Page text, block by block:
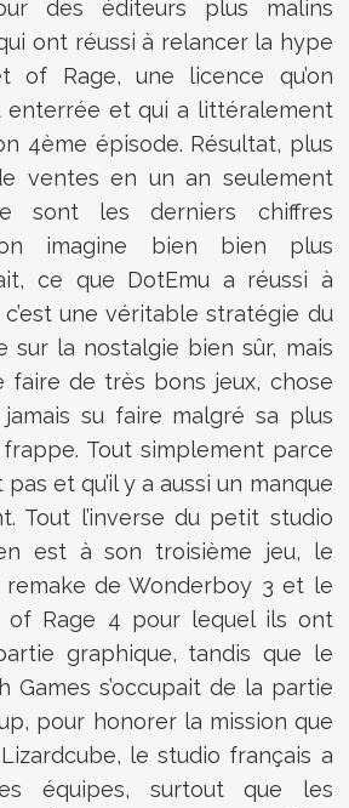
des éditeurs plus malins
ont réussi à relancer la hype
of Rage, une licence qu’on
enterrée et qui a littéralement
4ème épisode. Résultat, plus
ventes en un an seulement
sont les derniers chiffres
imagine bien bien plus
ce que DotEmu a réussi à
une véritable stratégie du
sur la nostalgie bien sûr, mais
faire de très bons jeux, chose
jamais su faire malgré sa plus
Tout simplement parce
pas et qu’il y a aussi un manque
Tout l’inverse du petit studio
est à son troisième jeu, le
de Wonderboy 3 et le
of Rage 4 pour lequel ils ont
graphique, tandis que le
Games s’occupait de la partie
pour honorer la mission que
le studio français a
équipes, surtout que les